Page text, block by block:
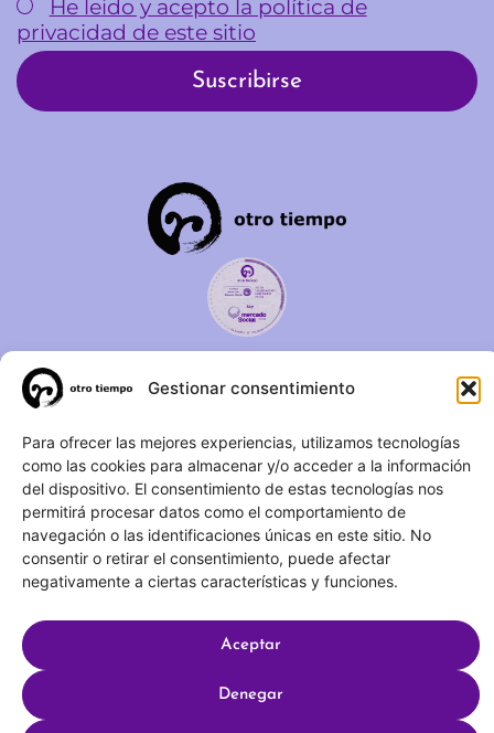
Gestionar consentimiento
Para ofrecer las mejores experiencias, utilizamos tecnologías
como las cookies para almacenar y/o acceder a la información
del dispositivo. El consentimiento de estas tecnologías nos
permitirá procesar datos como el comportamiento de
navegación o las identificaciones únicas en este sitio. No
consentir o retirar el consentimiento, puede afectar
negativamente a ciertas características y funciones.
Aceptar
Denegar
He leido y acepto la política de
privacidad de este sitio
C/ Duque de Fernán Núñez,
(+34) 623 183 283
info@otrotiempo.org